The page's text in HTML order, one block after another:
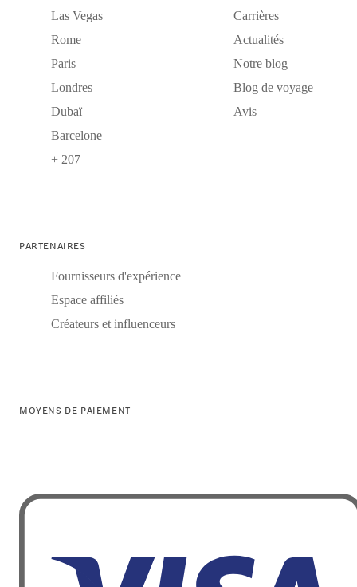
Las Vegas
Rome
Paris
Londres
Dubaï
Barcelone
+ 207
Carrières
Actualités
Notre blog
Blog de voyage
Avis
PARTENAIRES
Fournisseurs d'expérience
Espace affiliés
Créateurs et influenceurs
MOYENS DE PAIEMENT